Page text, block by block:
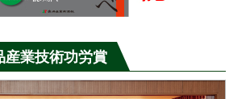
産業技術功労賞